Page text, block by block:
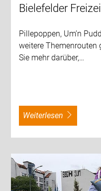
Bielefelder
Pillepoppen, Um’n
weitere Themenrouten
Sie mehr darüber,…
weiterlesen